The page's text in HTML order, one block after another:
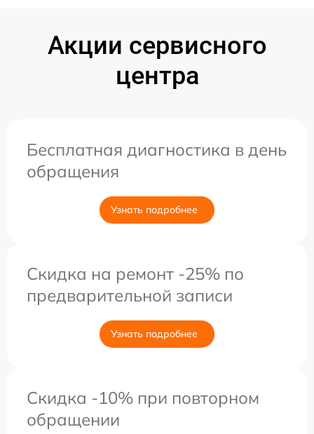
Акции сервисного
центра
Бесплатная диагностика в день
обращения
Узнать подробнее
Скидка на ремонт -25% по
предварительной записи
Узнать подробнее
Скидка -10% при повторном
обращении